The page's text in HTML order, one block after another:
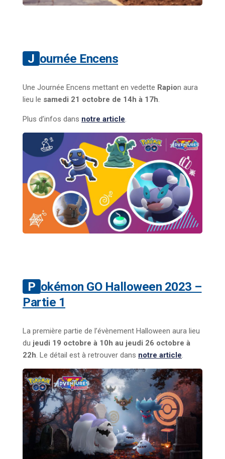
Journée Encens
Une Journée Encens mettant en vedette Rapion aura
lieu le samedi 21 octobre de 14h à 17h.
Plus d’infos dans notre article.
Pokémon GO Halloween 2023 –
Partie 1
La première partie de l’évènement Halloween aura lieu
du jeudi 19 octobre à 10h au jeudi 26 octobre à
22h. Le détail est à retrouver dans notre article.